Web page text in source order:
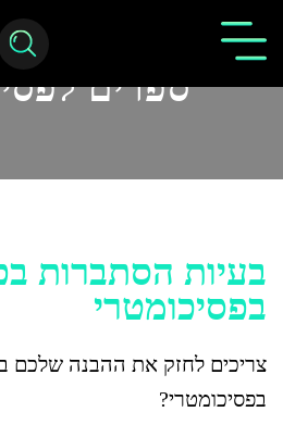
ספרים
בעיות הסתברות
בפסיכומטרי
צריכים לחזק את ההבנה שלכם
בפסיכומטרי?